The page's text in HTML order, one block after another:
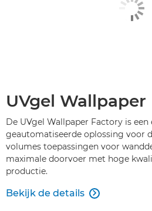
UVgel Wallpaper
De UVgel Wallpaper Factory is een
geautomatiseerde oplossing voor
volumes toepassingen voor
maximale doorvoer met hoge
productie.
Bekijk de details 